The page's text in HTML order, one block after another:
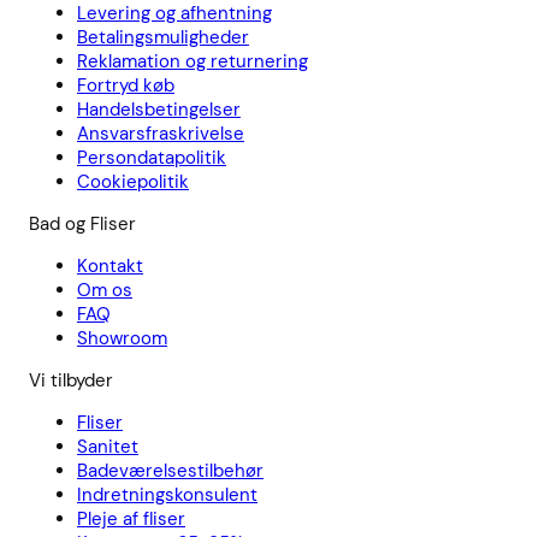
Levering og afhentning
Betalingsmuligheder
Reklamation og returnering
Fortryd køb
Handelsbetingelser
Ansvarsfraskrivelse
Persondatapolitik
Cookiepolitik
Bad og Fliser
Kontakt
Om os
FAQ
Showroom
Vi tilbyder
Fliser
Sanitet
Badeværelsestilbehør
Indretningskonsulent
Pleje af fliser